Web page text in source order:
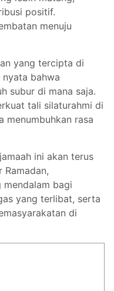
positif.
menuju
yang tercipta di
bahwa
subur di mana saja.
tali silaturahmi di
menumbuhkan rasa
ini akan terus
Ramadan,
bagi
yang terlibat, serta
di